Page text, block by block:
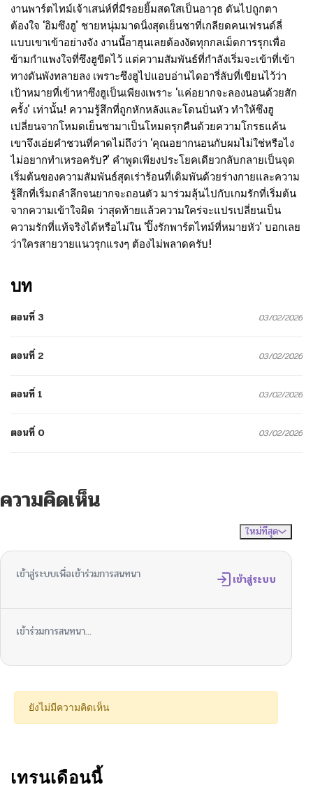
งานพาร์ตไทม์เจ้าเสน่ห์ที่มีรอยยิ้มสดใสเป็นอาวุธ ดันไปถูกตา
ต้องใจ ‘อิมซึงฮู’ ชายหนุ่มมาดนิ่งสุดเย็นชาที่เกลียดคนเฟรนด์ลี่
แบบเขาเข้าอย่างจัง งานนี้อาฮุนเลยต้องงัดทุกกลเม็ดการรุกเพื่อ
ข้ามกำแพงใจที่ซึงฮูขีดไว้ แต่ความสัมพันธ์ที่กำลังเริ่มจะเข้าที่เข้า
ทางดันพังทลายลง เพราะซึงฮูไปแอบอ่านไดอารี่ลับที่เขียนไว้ว่า
เป้าหมายที่เข้าหาซึงฮูเป็นเพียงเพราะ ‘แค่อยากจะลองนอนด้วยสัก
ครั้ง’ เท่านั้น! ความรู้สึกที่ถูกหักหลังและโดนปั่นหัว ทำให้ซึงฮู
เปลี่ยนจากโหมดเย็นชามาเป็นโหมดรุกคืนด้วยความโกรธแค้น
เขาจึงเอ่ยคำชวนที่คาดไม่ถึงว่า ‘คุณอยากนอนกับผมไม่ใช่หรือไง
ไม่อยากทำเหรอครับ?’ คำพูดเพียงประโยคเดียวกลับกลายเป็นจุด
เริ่มต้นของความสัมพันธ์สุดเร่าร้อนที่เดิมพันด้วยร่างกายและความ
รู้สึกที่เริ่มถลำลึกจนยากจะถอนตัว มาร่วมลุ้นไปกับเกมรักที่เริ่มต้น
จากความเข้าใจผิด ว่าสุดท้ายแล้วความใคร่จะแปรเปลี่ยนเป็น
ความรักที่แท้จริงได้หรือไม่ใน ‘ปิ๊งรักพาร์ตไทม์ที่หมายหัว’ บอกเลย
ว่าใครสายวายแนวรุกแรงๆ ต้องไม่พลาดครับ!
บท
ตอนที่ 3 03/02/2026
ตอนที่ 2 03/02/2026
ตอนที่ 1 03/02/2026
ตอนที่ 0 03/02/2026
ความคิดเห็น
ใหม่ที่สุด
เข้าสู่ระบบเพื่อเข้าร่วมการสนทนา เข้าสู่ระบบ
เข้าร่วมการสนทนา...
ยังไม่มีความคิดเห็น
เทรนเดือนนี้